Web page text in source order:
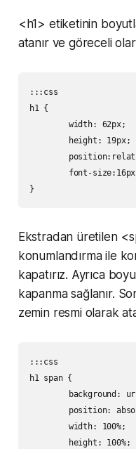
<h1> etiketinin
atanır ve göreceli
:::css
h1 {
Ekstradan üretilen
konumlandırma ile
kapatırız. Ayrıca
kapanma sağlanır.
zemin resmi olarak
:::css
h1 span {